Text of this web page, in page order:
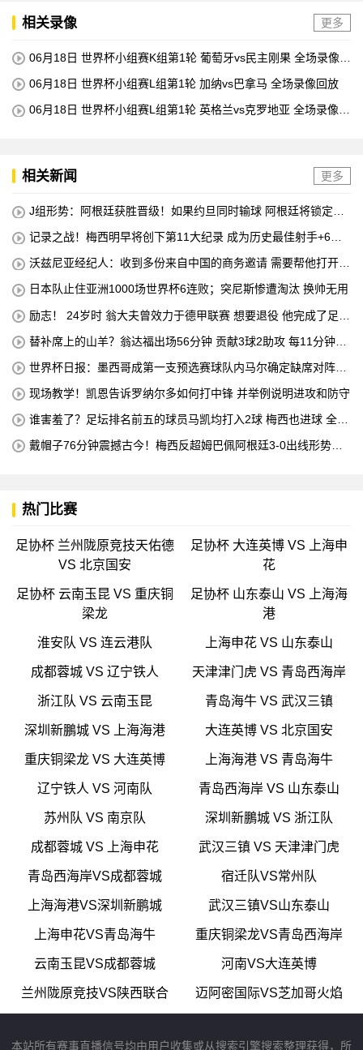
相关录像 更多
06月18日 世界杯小组赛K组第1轮 葡萄牙vs民主刚果 全场录像回
06月18日 世界杯小组赛L组第1轮 加纳vs巴拿马 全场录像回放
06月18日 世界杯小组赛L组第1轮 英格兰vs克罗地亚 全场录像回
相关新闻 更多
J组形势：阿根廷获胜晋级！如果约旦同时输球 阿根廷将锁定榜
记录之战！梅西明早将创下第11大纪录 成为历史最佳射手+6次
沃兹尼亚经纪人：收到多份来自中国的商务邀请 需要帮他打开中
日本队止住亚洲1000场世界杯6连败；突尼斯惨遭淘汰 换帅无用
励志！ 24岁时 翁大夫曾效力于德甲联赛 想要退役 他完成了足球
替补席上的山羊？翁达福出场56分钟 贡献3球2助攻 每11分钟参
世界杯日报：墨西哥成第一支预选赛球队内马尔确定缺席对阵海
现场教学！凯恩告诉罗纳尔多如何打中锋 并举例说明进攻和防守
谁害羞了？足坛排名前五的球员马凯均打入2球 梅西也进球 全场
戴帽子76分钟震撼古今！梅西反超姆巴佩阿根廷3-0出线形势看
热门比赛
足协杯 兰州陇原竞技天佑德
VS 北京国安
足协杯 大连英博 VS 上海申
花
足协杯 云南玉昆 VS 重庆铜
梁龙
足协杯 山东泰山 VS 上海海
港
淮安队 VS 连云港队 上海申花 VS 山东泰山
成都蓉城 VS 辽宁铁人 天津津门虎 VS 青岛西海岸
浙江队 VS 云南玉昆 青岛海牛 VS 武汉三镇
深圳新鵬城 VS 上海海港 大连英博 VS 北京国安
重庆铜梁龙 VS 大连英博 上海海港 VS 青岛海牛
辽宁铁人 VS 河南队 青岛西海岸 VS 山东泰山
苏州队 VS 南京队 深圳新鵬城 VS 浙江队
成都蓉城 VS 上海申花 武汉三镇 VS 天津津门虎
青岛西海岸VS成都蓉城 宿迁队VS常州队
上海海港VS深圳新鹏城 武汉三镇VS山东泰山
上海申花VS青岛海牛 重庆铜梁龙VS青岛西海岸
云南玉昆VS成都蓉城 河南VS大连英博
兰州陇原竞技VS陕西联合 迈阿密国际VS芝加哥火焰
本站所有赛事直播信号均由用户收集或从搜索引擎搜索整理获得，所